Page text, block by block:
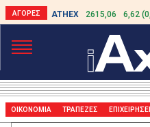
ATHEX 2615,06 6,62
ΟΙΚΟΝΟΜΙΑ ΤΡΑΠΕΖΕΣ